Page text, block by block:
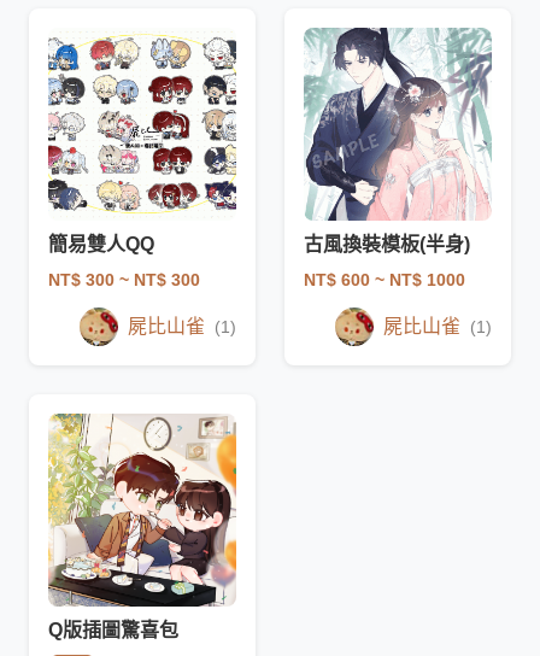
簡易雙人QQ
NT$ 300 ~ NT$ 300
屍比山雀 (1)
古風換裝模板(半身)
NT$ 600 ~ NT$ 1000
屍比山雀 (1)
Q版插圖驚喜包